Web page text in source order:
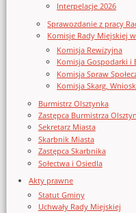
Interpelacje 2026
Sprawozdanie z pracy
Komisje Rady Miejskiej
Komisja Rewizyjna
Komisja Gospodarki i
Komisja Spraw
Komisja Skarg,
Burmistrz Olsztynka
Zastępca Burmistrza
Sekretarz Miasta
Skarbnik Miasta
Zastępca Skarbnika
Sołectwa i Osiedla
Akty prawne
Statut Gminy
Uchwały Rady Miejskiej